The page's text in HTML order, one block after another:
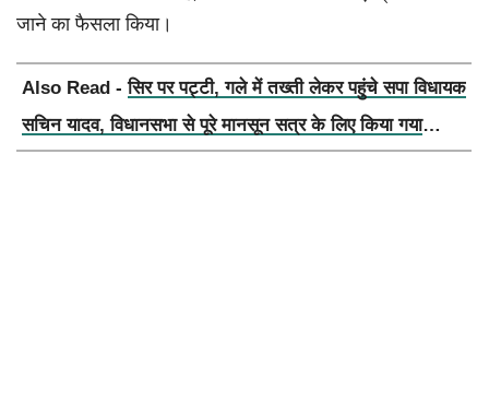
जाने का फैसला किया।
Also Read -सिर पर पट्टी, गले में तख्ती लेकर पहुंचे सपा विधायक
सचिन यादव, विधानसभा से पूरे मानसून सत्र के लिए किया गया